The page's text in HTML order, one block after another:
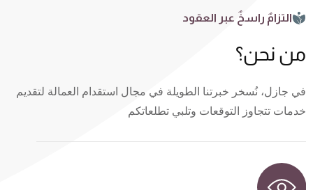
التزامٌ راسخٌ عبر العقود
من نحن؟
في جازل، نُسخر خبرتنا الطويلة في مجال استقدام العمالة لتقديم
خدمات تتجاوز التوقعات وتلبي تطلعاتكم